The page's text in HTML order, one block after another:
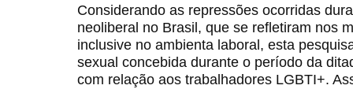
Considerando as repressões ocorridas
neoliberal no Brasil, que se refletiram nos
inclusive no ambienta laboral, esta
sexual concebida durante o período da
com relação aos trabalhadores LGBTI+.